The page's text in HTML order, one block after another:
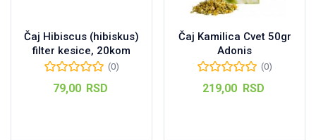
Čaj Hibiscus (hibiskus)
filter kesice, 20kom
(0)
79,00 RSD
Čaj Kamilica Cvet 50gr
Adonis
(0)
219,00 RSD